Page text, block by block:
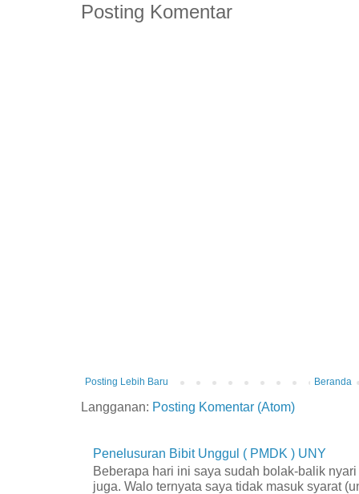
Posting Komentar
Posting Lebih Baru Beranda
Langganan: Posting Komentar (Atom)
Penelusuran Bibit Unggul ( PMDK ) UNY
Beberapa hari ini saya sudah bolak-balik
juga. Walo ternyata saya tidak masuk syarat